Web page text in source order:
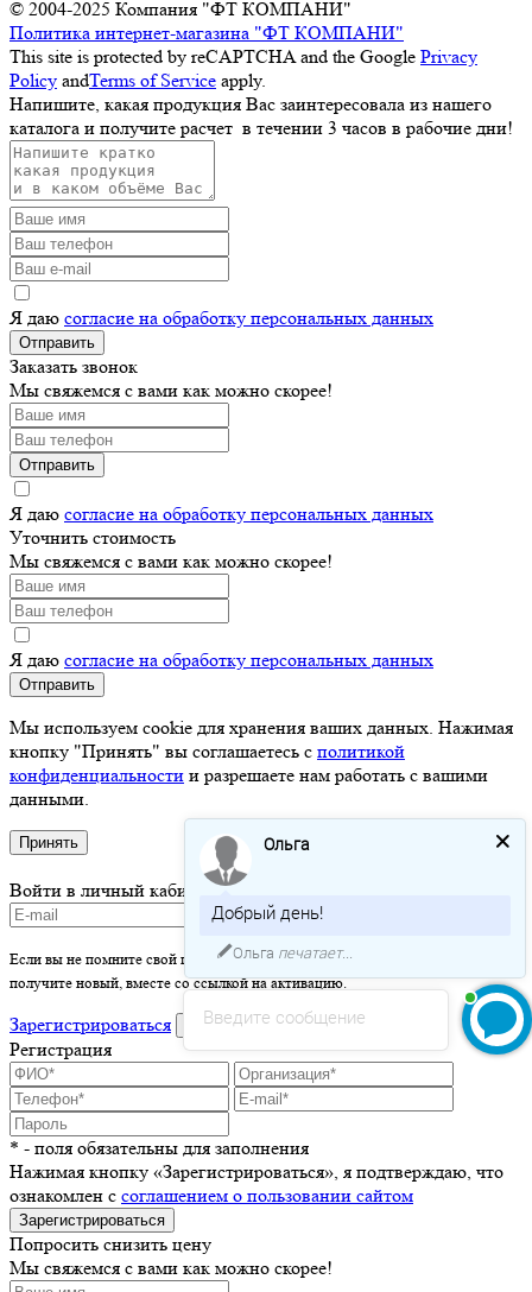
© 2004-2025 Компания "ФТ КОМПАНИ"
Политика интернет-магазина "ФТ КОМПАНИ"
This site is protected by reCAPTCHA and the Google Privacy
Policy andTerms of Service apply.
Напишите, какая продукция Вас заинтересовала из нашего
каталога и получите расчет в течении 3 часов в рабочие дни!
Я даю согласие на обработку персональных данных
Отправить
Заказать звонок
Мы свяжемся с вами как можно скорее!
Отправить
Я даю согласие на обработку персональных данных
Уточнить стоимость
Мы свяжемся с вами как можно скорее!
Я даю согласие на обработку персональных данных
Отправить
Мы используем cookie для хранения ваших данных. Нажимая
кнопку "Принять" вы соглашаетесь с политикой
конфиденциальности и разрешаете нам работать с вашими
данными.
Принять
Войти в личный кабинет
Если вы не помните свой пароль - просто оставьте это поле пустым и вы
получите новый, вместе со ссылкой на активацию.
Зарегистрироваться войти
Регистрация
* - поля обязательны для заполнения
Нажимая кнопку «Зарегистрироваться», я подтверждаю, что
ознакомлен с соглашением о пользовании сайтом
Зарегистрироваться
Попросить снизить цену
Мы свяжемся с вами как можно скорее!
Введите сообщение
Ольга
Добрый день!
Ольга печатает...